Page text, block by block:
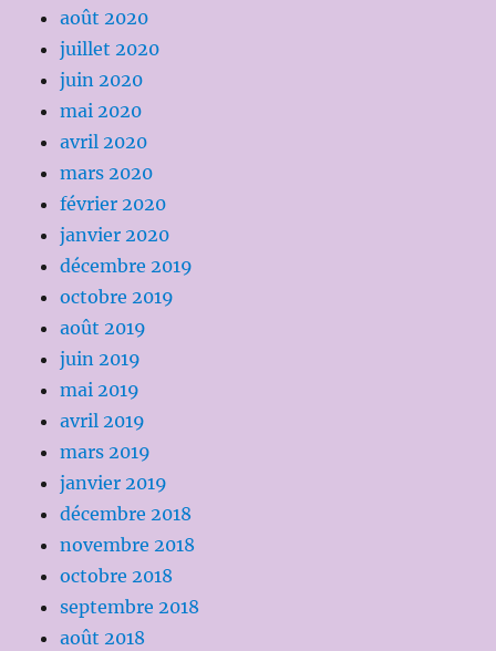
août 2020
juillet 2020
juin 2020
mai 2020
avril 2020
mars 2020
février 2020
janvier 2020
décembre 2019
octobre 2019
août 2019
juin 2019
mai 2019
avril 2019
mars 2019
janvier 2019
décembre 2018
novembre 2018
octobre 2018
septembre 2018
août 2018